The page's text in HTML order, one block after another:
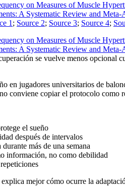
on Measures of Muscle
A Systematic Review and
1 ; Source 2; Source 3; Source 4;
on Measures of Muscle
A Systematic Review and
se vuelve menos opcional
en jugadores universitarios de
conviene copiar el protocolo
el sueño
después de intervalos
más de una semana
información, no como debilidad
explica mejor cómo ocurre la